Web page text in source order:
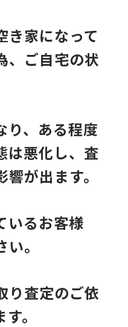
き家になって
、ご自宅の状
り、ある程度
は悪化し、査
が出ます。
いるお客様
。
り査定のご依
。